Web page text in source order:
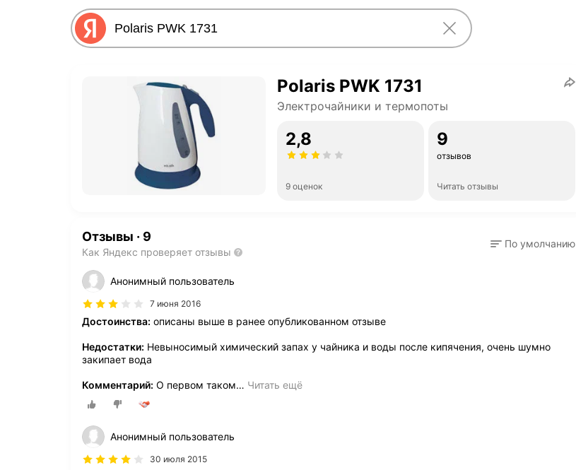
Polaris PWK 1731
Электрочайники и термопоты
2,8
9 оценок
9
отзывов
Читать отзывы
Отзывы · 9
Как Яндекс проверяет отзывы
По умолчанию
Анонимный пользователь
7 июня 2016
Достоинства: описаны выше в ранее опубликованном отзыве
Недостатки: Невыносимый химический запах у чайника и воды после кипячения, очень шумно
закипает вода
Комментарий: О первом таком… Читать ещё
Анонимный пользователь
30 июля 2015